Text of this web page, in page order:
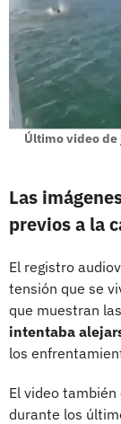
Último video de
Las
previos a la
El registro
tensión que se
que muestran
intentaba
los
El video
durante los